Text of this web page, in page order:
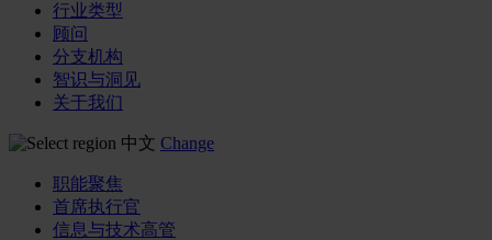
行业类型
顾问
分支机构
智识与洞见
关于我们
中文 Change
职能聚焦
首席执行官
信息与技术高管